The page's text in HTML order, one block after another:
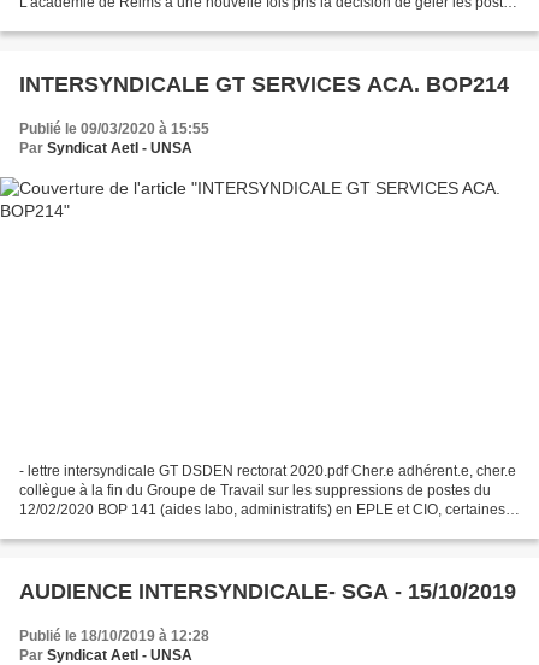
INTERSYNDICALE GT SERVICES ACA. BOP214
Publié le 09/03/2020 à 15:55
Par Syndicat AetI - UNSA
- lettre intersyndicale GT DSDEN rectorat 2020.pdf Cher.e adhérent.e, cher.e
collègue à la fin du Groupe de Travail sur les suppressions de postes du
12/02/2020 BOP 141 (aides labo, administratifs) en EPLE et CIO, certaines
AUDIENCE INTERSYNDICALE- SGA - 15/10/2019
Publié le 18/10/2019 à 12:28
Par Syndicat AetI - UNSA